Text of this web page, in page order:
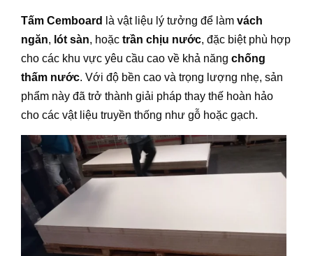
Tấm Cemboard là vật liệu lý tưởng để làm vách
ngăn, lót sàn, hoặc trần chịu nước, đặc biệt phù hợp
cho các khu vực yêu cầu cao về khả năng chống
thấm nước. Với độ bền cao và trọng lượng nhẹ, sản
phẩm này đã trở thành giải pháp thay thế hoàn hảo
cho các vật liệu truyền thống như gỗ hoặc gạch.